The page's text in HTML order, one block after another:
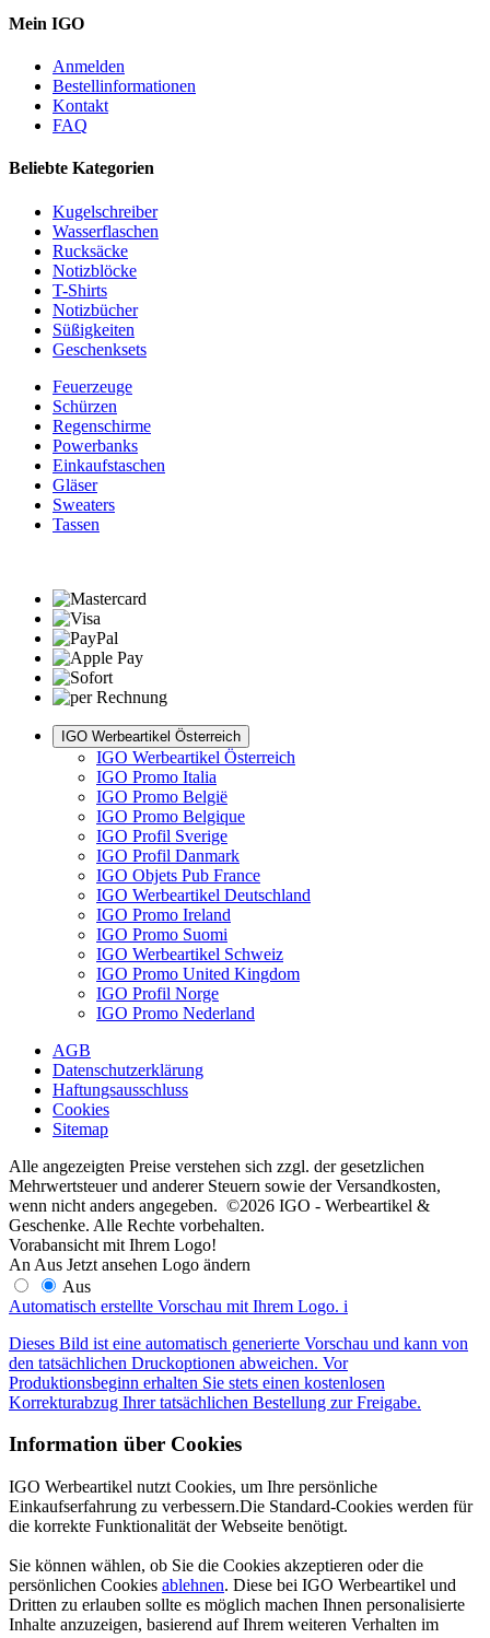
Mein IGO
Anmelden
Bestellinformationen
Kontakt
FAQ
Beliebte Kategorien
Kugelschreiber
Wasserflaschen
Rucksäcke
Notizblöcke
T-Shirts
Notizbücher
Süßigkeiten
Geschenksets
Feuerzeuge
Schürzen
Regenschirme
Powerbanks
Einkaufstaschen
Gläser
Sweaters
Tassen
IGO Werbeartikel Österreich
IGO Werbeartikel Österreich
IGO Promo Italia
IGO Promo België
IGO Promo Belgique
IGO Profil Sverige
IGO Profil Danmark
IGO Objets Pub France
IGO Werbeartikel Deutschland
IGO Promo Ireland
IGO Promo Suomi
IGO Werbeartikel Schweiz
IGO Promo United Kingdom
IGO Profil Norge
IGO Promo Nederland
AGB
Datenschutzerklärung
Haftungsausschluss
Cookies
Sitemap
Alle angezeigten Preise verstehen sich zzgl. der gesetzlichen
Mehrwertsteuer und anderer Steuern sowie der Versandkosten,
wenn nicht anders angegeben. ©2026 IGO - Werbeartikel &
Geschenke. Alle Rechte vorbehalten.
Vorabansicht mit Ihrem Logo!
An Aus Jetzt ansehen Logo ändern
Aus
Automatisch erstellte Vorschau mit Ihrem Logo. i
Dieses Bild ist eine automatisch generierte Vorschau und kann von
den tatsächlichen Druckoptionen abweichen. Vor
Produktionsbeginn erhalten Sie stets einen kostenlosen
Korrekturabzug Ihrer tatsächlichen Bestellung zur Freigabe.
Information über Cookies
IGO Werbeartikel nutzt Cookies, um Ihre persönliche
Einkaufserfahrung zu verbessern.Die Standard-Cookies werden für
die korrekte Funktionalität der Webseite benötigt.
Sie können wählen, ob Sie die Cookies akzeptieren oder die
persönlichen Cookies ablehnen. Diese bei IGO Werbeartikel und
Dritten zu erlauben sollte es möglich machen Ihnen personalisierte
Inhalte anzuzeigen, basierend auf Ihrem weiteren Verhalten im